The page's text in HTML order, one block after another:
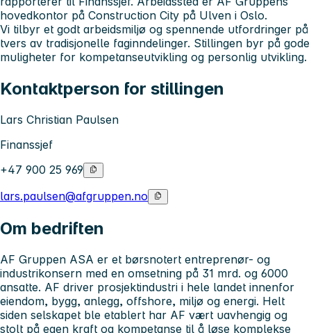
hovedkontor på Construction City på Ulven i Oslo.
Vi tilbyr et godt arbeidsmiljø og spennende utfordringer på
tvers av tradisjonelle faginndelinger. Stillingen byr på gode
muligheter for kompetanseutvikling og personlig utvikling.
Kontaktperson for stillingen
Lars Christian Paulsen
Finanssjef
+47 900 25 969
lars.paulsen@afgruppen.no
Om bedriften
AF Gruppen ASA er et børsnotert entreprenør- og
industrikonsern med en omsetning på 31 mrd. og 6000
ansatte. AF driver prosjektindustri i hele landet innenfor
eiendom, bygg, anlegg, offshore, miljø og energi. Helt
siden selskapet ble etablert har AF vært uavhengig og
stolt på egen kraft og kompetanse til å løse komplekse